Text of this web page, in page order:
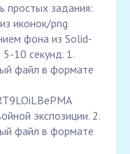
простых задания:
иконок/png
фона из Solid-
10 секунд. 1.
файл в формате
экспозиции. 2.
файл в формате